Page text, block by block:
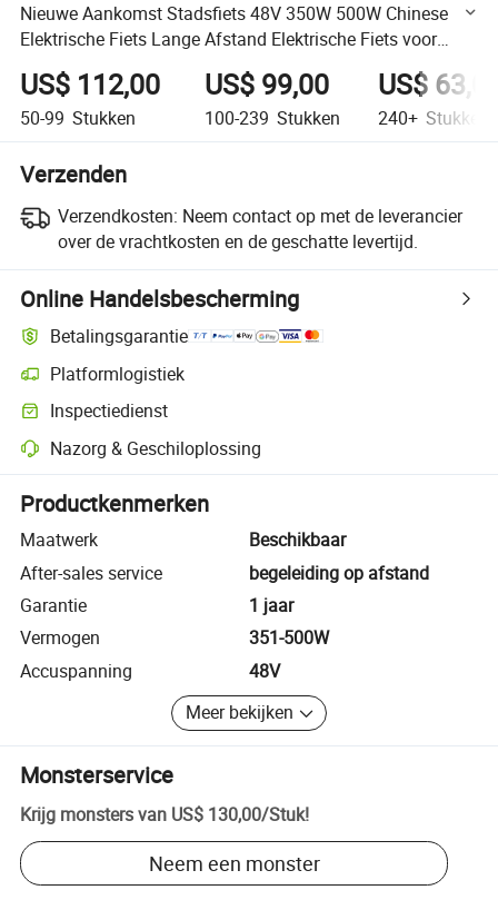
Nieuwe Aankomst Stadsfiets 48V 350W 500W Chinese
Elektrische Fiets Lange Afstand Elektrische Fiets voor
Volwassenen
US$ 112,00
50-99 Stukken
US$ 99,00
100-239 Stukken
US$
240+ Stukken
Verzenden
Verzendkosten: Neem contact op met de leverancier
over de vrachtkosten en de geschatte levertijd.
Online Handelsbescherming
Betalingsgarantie
Platformlogistiek
Duidelijker zendingtracking met platformondersteunde logistiek
Inspectiedienst
Optionele pre-shipment inspectie voor kwaliteits- en
Nazorg & Geschiloplossing
Platformondersteunde geschiloplossing, inclusief terugbetalingen of
Productkenmerken
Maatwerk
Beschikbaar
After-sales service
begeleiding op afstand
Garantie
1 jaar
Vermogen
351-500W
Accuspanning
48V
Meer bekijken
Monsterservice
Krijg monsters van US$ 130,00/Stuk!
Neem een monster